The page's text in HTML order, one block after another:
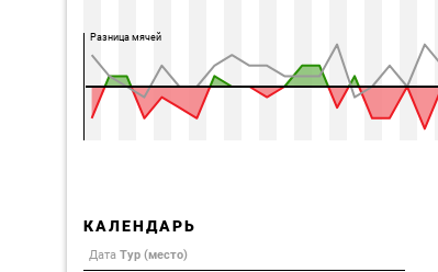
Разница мячей
КАЛЕНДАРЬ
Дата Тур (место)